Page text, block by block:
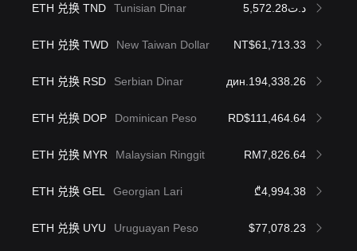
ETH 兑换 TND Tunisian Dinar د.ت5,572.28
ETH 兑换 TWD New Taiwan Dollar NT$61,713.33
ETH 兑换 RSD Serbian Dinar дин.194,338.26
ETH 兑换 DOP Dominican Peso RD$111,464.64
ETH 兑换 MYR Malaysian Ringgit RM7,826.64
ETH 兑换 GEL Georgian Lari ₾4,994.38
ETH 兑换 UYU Uruguayan Peso $77,078.23